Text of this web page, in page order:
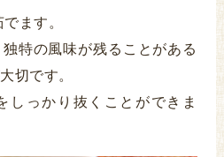
ます。
特の風味が残ることがある
切です。
しっかり抜くことができま